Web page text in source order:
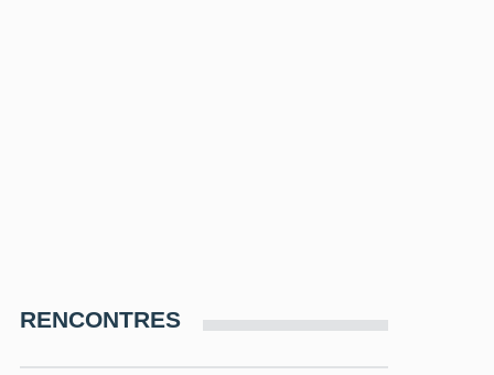
RENCONTRES